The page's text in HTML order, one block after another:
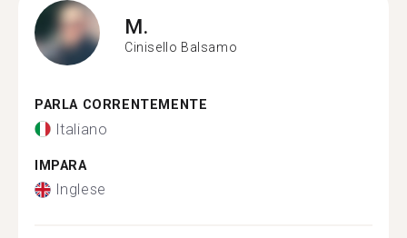
M.
Cinisello Balsamo
PARLA CORRENTEMENTE
Italiano
IMPARA
Inglese